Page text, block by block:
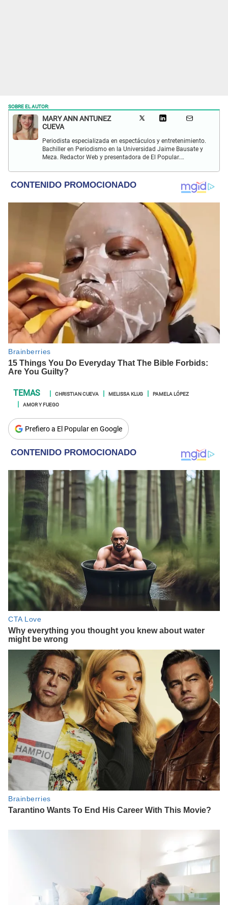
SOBRE EL AUTOR:
MARY ANN ANTUNEZ
CUEVA
Periodista especializada en espectáculos y entretenimiento.
Bachiller en Periodismo en la Universidad Jaime Bausate y
Meza. Redactor Web y presentadora de El Popular.
y espectáculos internacional.
CHRISTIAN CUEVA MELISSA KLUG
PAMELA LÓPEZ
AMOR Y FUEGO
Prefiero a El Popular en Google